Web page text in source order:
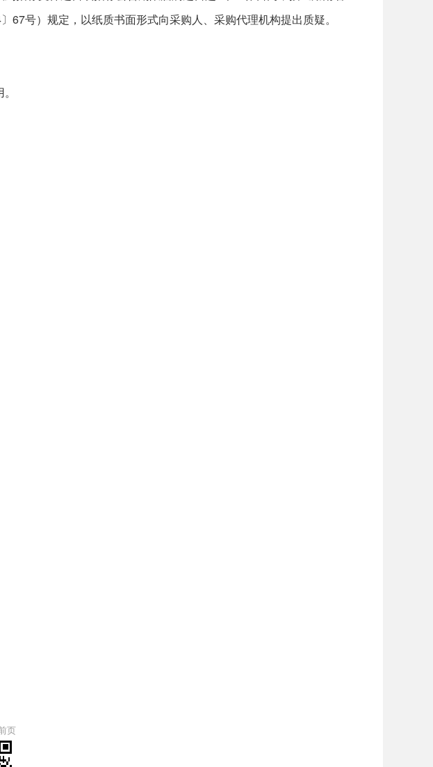
号）规定，以纸质书面形式向采购人、采购代理机构提出质疑。
页